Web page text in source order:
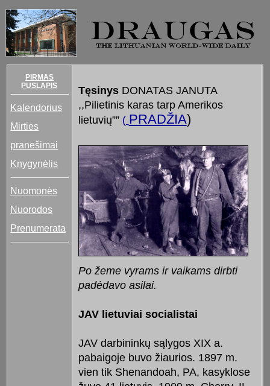
PIRMAS
PUSLAPIS
Kalendorius
Mirties
pranešimai
Knygynėlis
Nuomonės
Nuorodos
Prenumerata
TęsinysDONATAS JANUTA
,,Pilietinis karas tarp Amerikos
lietuvių”” ( PRADŽIA)
Po žeme vyrams ir vaikams dirbti
padėdavo asilai.
JAV lietuviai socialistai
JAV darbininkų sąlygos XIX a.
pabaigoje buvo žiaurios. 1897 m.
vien tik Shenandoah, PA, kasyklose